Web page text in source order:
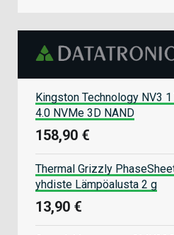
Kingston Technology NV3
4.0 NVMe 3D NAND
158,90 €
Thermal Grizzly
yhdiste Lämpöalusta 2 g
13,90 €